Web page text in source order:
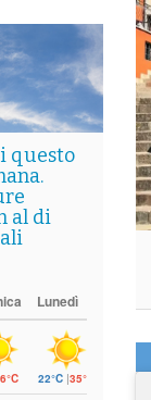
questo
al di
Lunedì
22°C |35°C